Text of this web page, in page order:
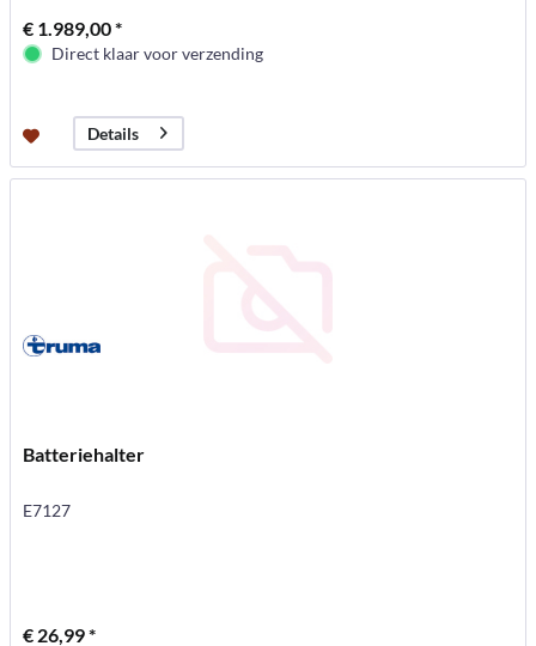
€ 1.989,00 *
Direct klaar voor verzending
Details
Batteriehalter
E7127
€ 26,99 *